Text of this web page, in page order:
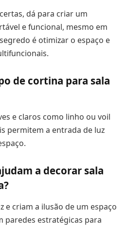
dá para criar um
e funcional, mesmo em
é otimizar o espaço e
de cortina para sala
e claros como linho ou voil
permitem a entrada de luz
a decorar sala
e criam a ilusão de um espaço
paredes estratégicas para